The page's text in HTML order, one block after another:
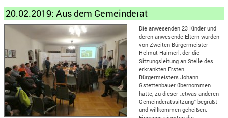
20.02.2019: Aus dem Gemeinderat
Die anwesenden 23 Kinder und
deren anwesende Eltern wurden
von Zweiten Bürgermeister
Helmut Haimerl, der die
Sitzungsleitung an Stelle des
erkrankten Ersten
Bürgermeisters Johann
Gstettenbauer übernommen
hatte, zu dieser „etwas anderen
Gemeinderatssitzung“ begrüßt
und willkommen geheißen.